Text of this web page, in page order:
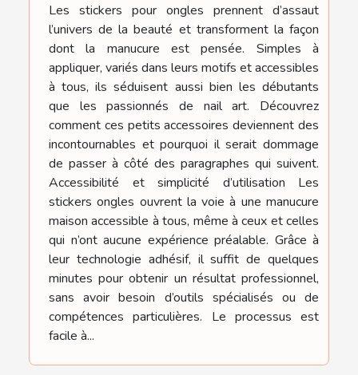
Les stickers pour ongles prennent d’assaut
l’univers de la beauté et transforment la façon
dont la manucure est pensée. Simples à
appliquer, variés dans leurs motifs et accessibles
à tous, ils séduisent aussi bien les débutants
que les passionnés de nail art. Découvrez
comment ces petits accessoires deviennent des
incontournables et pourquoi il serait dommage
de passer à côté des paragraphes qui suivent.
Accessibilité et simplicité d’utilisation Les
stickers ongles ouvrent la voie à une manucure
maison accessible à tous, même à ceux et celles
qui n’ont aucune expérience préalable. Grâce à
leur technologie adhésif, il suffit de quelques
minutes pour obtenir un résultat professionnel,
sans avoir besoin d’outils spécialisés ou de
compétences particulières. Le processus est
facile à...